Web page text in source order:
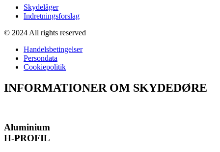
Skydelåger
Indretningsforslag
© 2024 All rights reserved
Handelsbetingelser
Persondata
Cookiepolitik
INFORMATIONER OM SKYDEDØRE
Aluminium
H-PROFIL